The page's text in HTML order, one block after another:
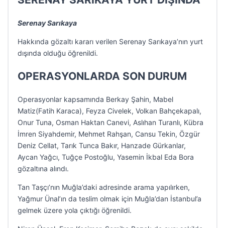
Serenay Sarıkaya
Hakkında gözaltı kararı verilen Serenay Sarıkaya’nın yurt
dışında olduğu öğrenildi.
OPERASYONLARDA SON DURUM
Operasyonlar kapsamında Berkay Şahin, Mabel
Matiz(Fatih Karaca), Feyza Civelek, Volkan Bahçekapalı,
Onur Tuna, Osman Haktan Canevi, Aslıhan Turanlı, Kübra
İmren Siyahdemir, Mehmet Rahşan, Cansu Tekin, Özgür
Deniz Cellat, Tarık Tunca Bakır, Hanzade Gürkanlar,
Aycan Yağcı, Tuğçe Postoğlu, Yasemin İkbal Eda Bora
gözaltına alındı.
Tan Taşçı’nın Muğla’daki adresinde arama yapılırken,
Yağmur Ünal’ın da teslim olmak için Muğla’dan İstanbul’a
gelmek üzere yola çıktığı öğrenildi.